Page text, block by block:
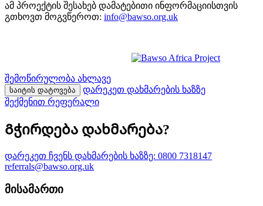
ამ პროექტის შესახებ დამატებითი ინფორმაციისთვის
გთხოვთ მოგვწეროთ: info@bawso.org.uk
შემოწირულობა ახლავე
საიტის დატოვება
დარეკეთ დახმარების ხაზზე
შექმენით რეფერალი
Გჭირდება დახმარება?
დარეკეთ ჩვენს დახმარების ხაზზე: 0800 7318147
referrals@bawso.org.uk
მისამართი